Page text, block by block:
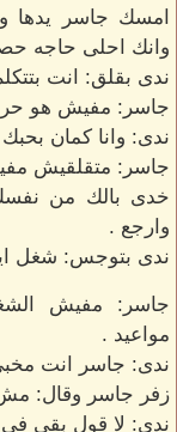
امسك جاسر يدها
وانك احلى حاجه
ندى بقلق: انت
جاسر: مفيش هو
ندى: وانا كمان
جاسر: متقلقيش
خدى بالك من
وارجع .
ندى بتوجس: شغل
جاسر: مفيش
مواعيد .
ندى: جاسر انت
زفر جاسر وقال:
ندى: لا قول بقى فى